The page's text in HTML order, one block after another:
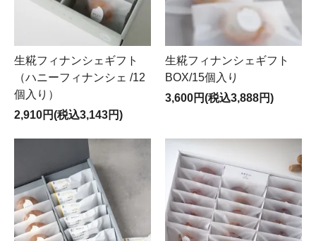
生糀フィナンシェギフト
（ハニーフィナンシェ /12
個入り）
2,910円(税込3,143円)
生糀フィナンシェギフト
BOX/15個入り
3,600円(税込3,888円)